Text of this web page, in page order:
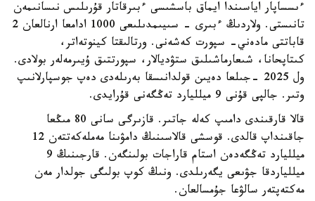
ءىسساپار اياسىندا ايماق باسشىسى ءبىرقاتار قۇرىلىس نىسانىمەن
تانىستى. ولاردىڭ ءبىرى - سىيىمدىلىعى 1000 ادامعا ارنالعان 2
قاباتتى مادەني- سپورت كەشەنى. ورتالىقتا كينوتەاتر،
كىتاپحانا، شىعارماشىلىق ستۋديالار، سپورتتىق ۇيىرمەلەر بولادى.
ول 2025 -جىلعا دەيىن قولدانىسقا بەرىلەدى دەپ جوسپارلانىپ
وتىر. جالپى قۇنى 9 ميلليارد تەڭگەنى قۇرايدى.
قالا قارقىندى دامىپ كەلە جاتىر. قازىرگى سانى 80 مىڭعا
جاقىنداپ قالدى. قوسشى قالاسىنىڭ دامۋىنا مەملەكەتتەن 12
ميلليارد تەڭگەدەن استام قاراجات بولىنگەن. قارجىنىڭ 9
ميللياردقا جۋىعى يگەرىلدى. ونىڭ كوپ بولىگى جولدار مەن
مەكتەپتەر سالۋعا جۇمسالعان.